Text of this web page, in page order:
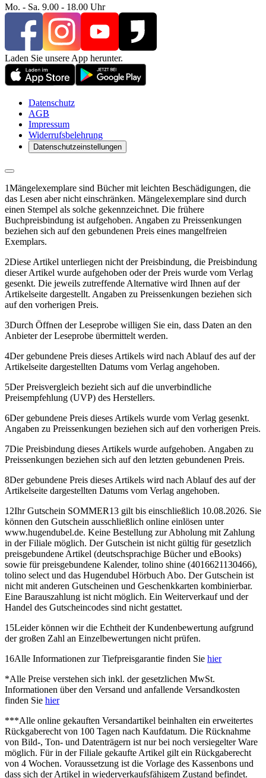
Mo. - Sa. 9.00 - 18.00 Uhr
Laden Sie unsere App herunter.
Datenschutz
AGB
Impressum
Widerrufsbelehrung
Datenschutzeinstellungen
1Mängelexemplare sind Bücher mit leichten Beschädigungen, die
das Lesen aber nicht einschränken. Mängelexemplare sind durch
einen Stempel als solche gekennzeichnet. Die frühere
Buchpreisbindung ist aufgehoben. Angaben zu Preissenkungen
beziehen sich auf den gebundenen Preis eines mangelfreien
Exemplars.
2Diese Artikel unterliegen nicht der Preisbindung, die Preisbindung
dieser Artikel wurde aufgehoben oder der Preis wurde vom Verlag
gesenkt. Die jeweils zutreffende Alternative wird Ihnen auf der
Artikelseite dargestellt. Angaben zu Preissenkungen beziehen sich
auf den vorherigen Preis.
3Durch Öffnen der Leseprobe willigen Sie ein, dass Daten an den
Anbieter der Leseprobe übermittelt werden.
4Der gebundene Preis dieses Artikels wird nach Ablauf des auf der
Artikelseite dargestellten Datums vom Verlag angehoben.
5Der Preisvergleich bezieht sich auf die unverbindliche
Preisempfehlung (UVP) des Herstellers.
6Der gebundene Preis dieses Artikels wurde vom Verlag gesenkt.
Angaben zu Preissenkungen beziehen sich auf den vorherigen Preis.
7Die Preisbindung dieses Artikels wurde aufgehoben. Angaben zu
Preissenkungen beziehen sich auf den letzten gebundenen Preis.
8Der gebundene Preis dieses Artikels wird nach Ablauf des auf der
Artikelseite dargestellten Datums vom Verlag angehoben.
12Ihr Gutschein SOMMER13 gilt bis einschließlich 10.08.2026. Sie
können den Gutschein ausschließlich online einlösen unter
www.hugendubel.de. Keine Bestellung zur Abholung mit Zahlung
in der Filiale möglich. Der Gutschein ist nicht gültig für gesetzlich
preisgebundene Artikel (deutschsprachige Bücher und eBooks)
sowie für preisgebundene Kalender, tolino shine (4016621130466),
tolino select und das Hugendubel Hörbuch Abo. Der Gutschein ist
nicht mit anderen Gutscheinen und Geschenkkarten kombinierbar.
Eine Barauszahlung ist nicht möglich. Ein Weiterverkauf und der
Handel des Gutscheincodes sind nicht gestattet.
15Leider können wir die Echtheit der Kundenbewertung aufgrund
der großen Zahl an Einzelbewertungen nicht prüfen.
16Alle Informationen zur Tiefpreisgarantie finden Sie hier
*Alle Preise verstehen sich inkl. der gesetzlichen MwSt.
Informationen über den Versand und anfallende Versandkosten
finden Sie hier
***Alle online gekauften Versandartikel beinhalten ein erweitertes
Rückgaberecht von 100 Tagen nach Kaufdatum. Die Rücknahme
von Bild-, Ton- und Datenträgern ist nur bei noch versiegelter Ware
möglich. Für in der Filiale gekaufte Artikel gilt ein Rückgaberecht
von 4 Wochen. Voraussetzung ist die Vorlage des Kassenbons und
dass sich der Artikel in wiederverkaufsfähigem Zustand befindet.